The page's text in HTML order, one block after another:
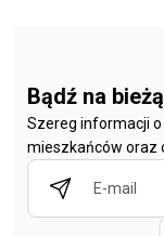
Bądź na
Szereg informacji
mieszkańców oraz